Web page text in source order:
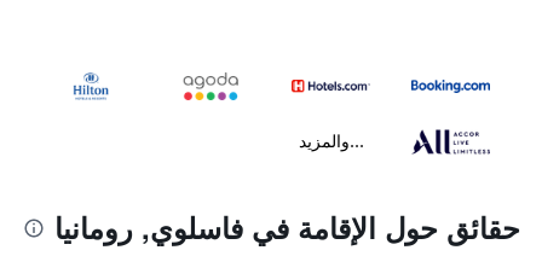
...والمزيد
حقائق حول الإقامة في فاسلوي, رومانيا